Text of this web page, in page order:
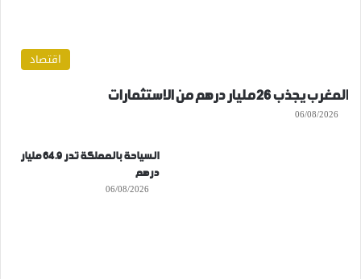
اقتصاد
المغرب يجذب 26 مليار درهم من الاستثمارات
06/08/2026
السياحة بالمملكة تدر 64.9 مليار
درهم
06/08/2026